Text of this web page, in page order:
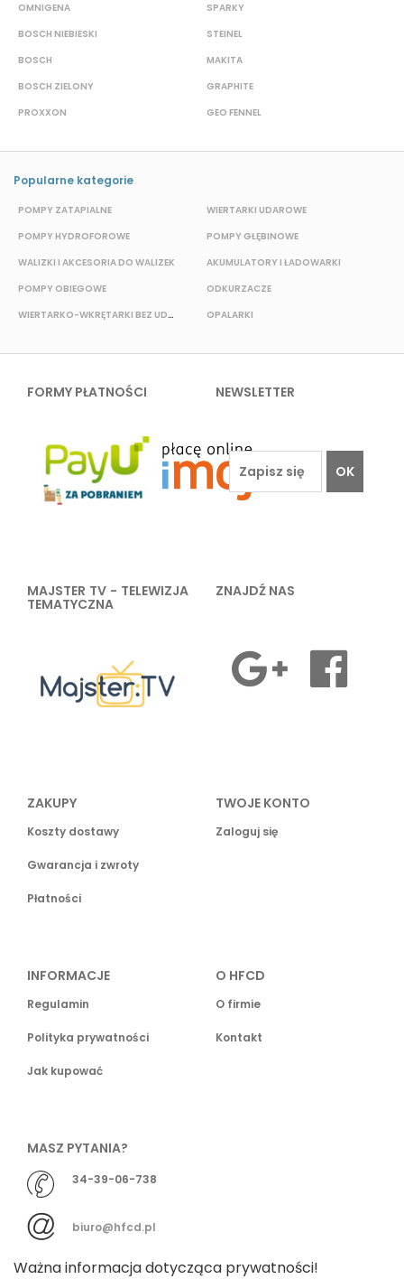
OMNIGENA
BOSCH NIEBIESKI
BOSCH
BOSCH ZIELONY
PROXXON
SPARKY
STEINEL
MAKITA
GRAPHITE
GEO FENNEL
Popularne kategorie
POMPY ZATAPIALNE
POMPY HYDROFOROWE
WALIZKI I AKCESORIA DO WALIZEK
POMPY OBIEGOWE
WIERTARKO-WKRĘTARKI BEZ UDAROWE
WIERTARKI UDAROWE
POMPY GŁĘBINOWE
AKUMULATORY I ŁADOWARKI
ODKURZACZE
OPALARKI
FORMY PŁATNOŚCI NEWSLETTER
OK
MAJSTER TV - TELEWIZJA
TEMATYCZNA
ZNAJDŹ NAS
ZAKUPY
Koszty dostawy
Gwarancja i zwroty
Płatności
TWOJE KONTO
Zaloguj się
INFORMACJE
Regulamin
Polityka prywatności
Jak kupować
O HFCD
O firmie
Kontakt
MASZ PYTANIA?
34-39-06-738
biuro@hfcd.pl
Ważna informacja dotycząca prywatności!